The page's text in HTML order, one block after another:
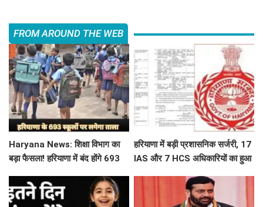
FROM AROUND THE WEB
Haryana News: शिक्षा विभाग का
बड़ा फैसला! हरियाणा में बंद होंगे 693
हरियाणा में बड़ी प्रशासनिक सर्जरी, 17
IAS और 7 HCS अधिकारियों का हुआ